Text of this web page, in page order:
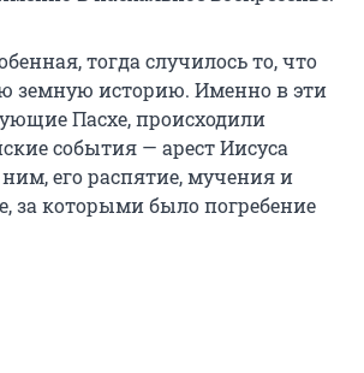
тогда случилось то, что
земную историю. Именно в эти
Пасхе, происходили
события — арест Иисуса
его распятие, мучения и
за которыми было погребение